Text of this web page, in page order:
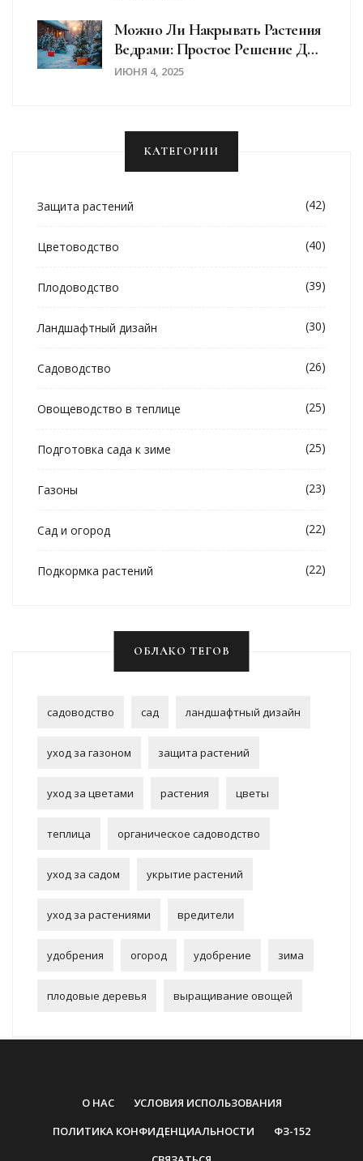
Можно Ли Накрывать Растения
Ведрами: Простое Решение Для
Зимовки?
ИЮНЯ 4, 2025
КАТЕГОРИИ
Защита растений (42)
Цветоводство (40)
Плодоводство (39)
Ландшафтный дизайн (30)
Садоводство (26)
Овощеводство в теплице (25)
Подготовка сада к зиме (25)
Газоны (23)
Сад и огород (22)
Подкормка растений (22)
ОБЛАКО ТЕГОВ
садоводство сад ландшафтный дизайн
уход за газоном защита растений
уход за цветами растения цветы
теплица органическое садоводство
уход за садом укрытие растений
уход за растениями вредители
удобрения огород удобрение зима
плодовые деревья выращивание овощей
О НАС
УСЛОВИЯ ИСПОЛЬЗОВАНИЯ
ПОЛИТИКА КОНФИДЕНЦИАЛЬНОСТИ
ФЗ-152